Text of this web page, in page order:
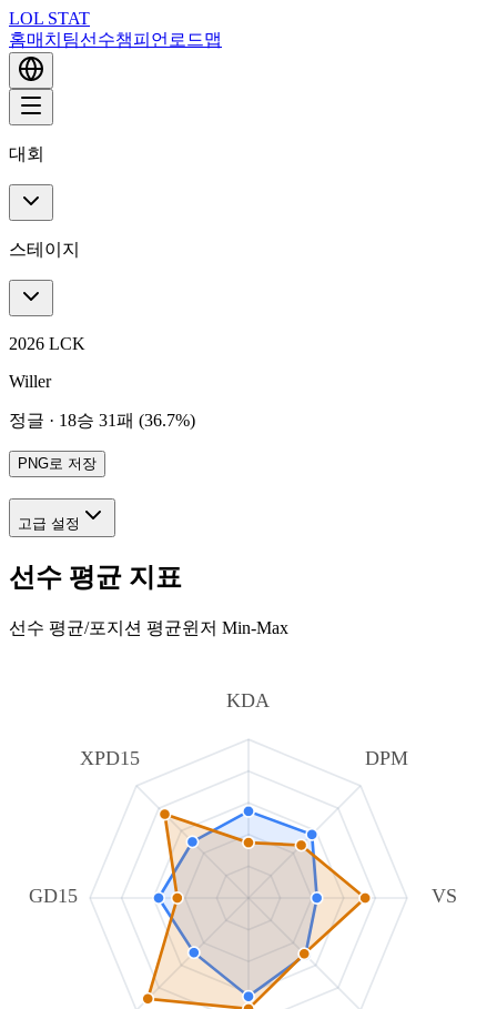
LOL STAT
홈매치 팀선수챔피언 로드맵
대회
스테이지
2026 LCK
Willer
정글 · 18승 31패 (36.7%)
PNG로 저장
고급 설정
선수 평균 지표
선수 평균/포지션 평균윈저 Min-Max
KDA
DPM
VS
GD15
XPD15